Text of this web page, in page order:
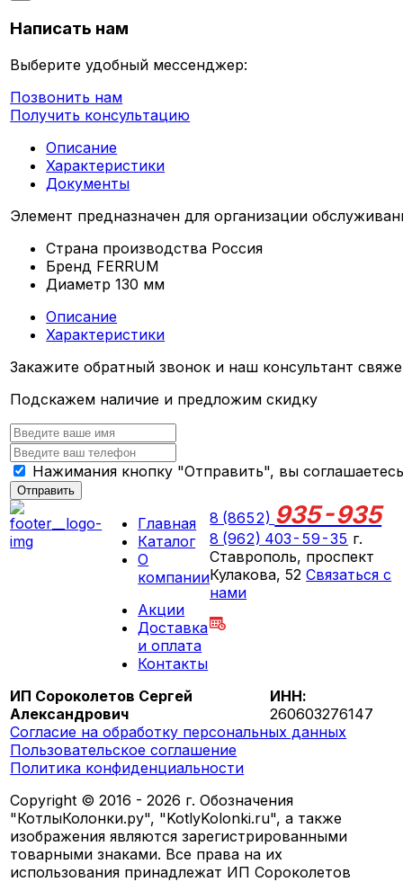
Написать нам
Выберите удобный мессенджер:
Позвонить нам
Получить консультацию
Описание
Характеристики
Документы
Элемент предназначен для организации
Страна производства Россия
Бренд FERRUM
Диаметр 130 мм
Описание
Характеристики
Закажите обратный звонок и наш консультант
Подскажем наличие и предложим скидку
Нажимания кнопку "Отправить", вы
Отправить
Главная
Каталог
О
компании
Акции
Доставка
и оплата
Контакты
8 (8652) 935-935
8 (962) 403-59-35 г.
Ставрополь, проспект
Кулакова, 52Связаться с
нами
ИП Сороколетов Сергей
Александрович
ИНН:
260603276147
Согласие на обработку персональных данных
Пользовательское соглашение
Политика конфиденциальности
Copyright © 2016 - 2026 г. Обозначения
"КотлыКолонки.ру", "KotlyKolonki.ru", а также
изображения являются зарегистрированными
товарными знаками. Все права на их
использования принадлежат ИП Сороколетов